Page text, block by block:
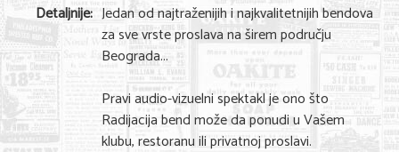
Kuća i bašta
Zdravlje i medicina
Sport i rekreacija
Hobi i razonoda
Detaljnije: Jedan od najtraženijih i najkvalitetnijih bendova
za sve vrste proslava na širem području
Beograda...
Pravi audio-vizuelni spektakl je ono što
Radijacija bend može da ponudi u Vašem
klubu, restoranu ili privatnoj proslavi.